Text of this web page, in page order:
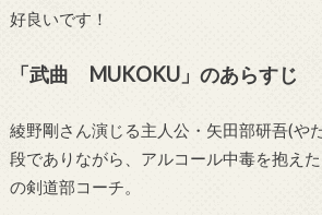
好良いです！
「武曲 MUKOKU」のあらすじ
綾野剛さん演じる主人公・矢田部研吾(
段でありながら、アルコール中毒を抱え
の剣道部コーチ。